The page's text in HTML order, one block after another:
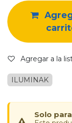
Agregar a la
ILUMINAK
Solo